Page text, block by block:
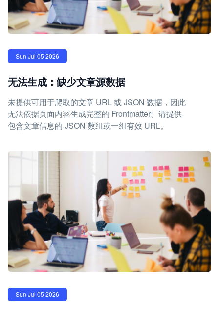
Sun Jul 05 2026
无法生成：缺少文章源数据
未提供可用于爬取的文章 URL 或 JSON 数据，因此
无法依据页面内容生成完整的 Frontmatter。请提供
包含文章信息的 JSON 数组或一组有效 URL。
Sun Jul 05 2026